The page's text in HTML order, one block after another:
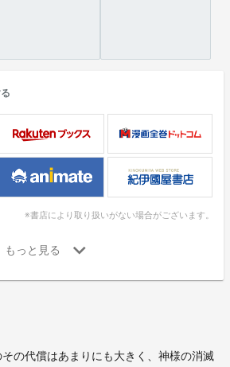
※書店により取り扱いがない場合がございます。
の代償はあまりにも大きく、神様の消滅